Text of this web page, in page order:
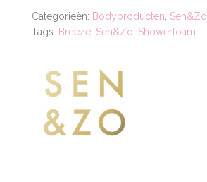
Categorieën: Bodyproducten Sen&Zo
Tags: Breeze Sen&Zo Showerfoam